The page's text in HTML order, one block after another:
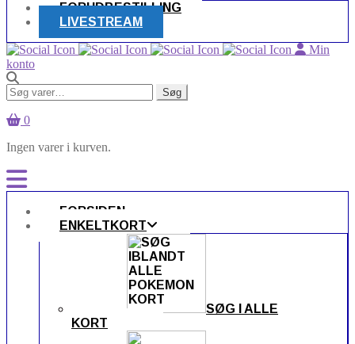
FORUDBESTILLING
LIVESTREAM
Min
konto
Søg
efter:
Søg
0
Ingen varer i kurven.
FORSIDEN
ENKELTKORT
SØG I ALLE
KORT